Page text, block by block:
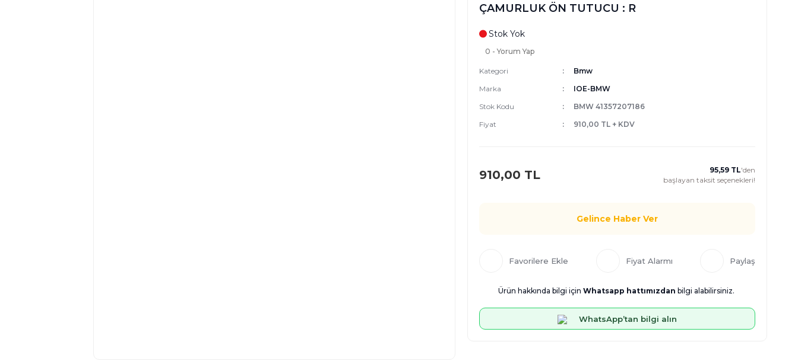
ÇAMURLUK ÖN TUTUCU : R
Stok Yok
0 - Yorum Yap
Kategori
Bmw
Marka
IOE-BMW
Stok Kodu
BMW 41357207186
Fiyat
910,00 TL + KDV
910,00 TL 95,59 TL'den
başlayan taksit seçenekleri!
Gelince Haber Ver
Fiyat Alarmı Paylaş
Ürün hakkında bilgi için Whatsapp hattımızdan bilgi alabilirsiniz.
WhatsApp’tan bilgi alın